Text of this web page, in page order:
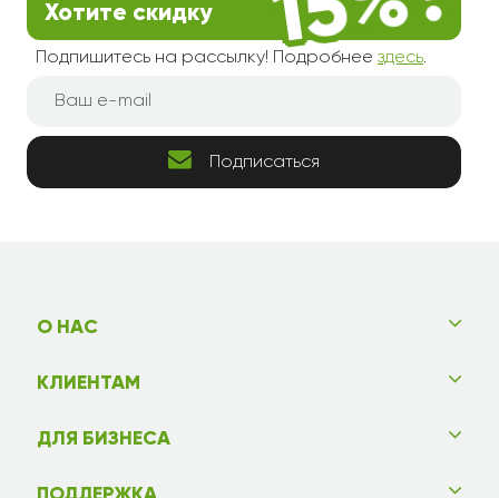
Хотите скидку
Подпишитесь на рассылку! Подробнее здесь.
Подписаться
О НАС
КЛИЕНТАМ
ДЛЯ БИЗНЕСА